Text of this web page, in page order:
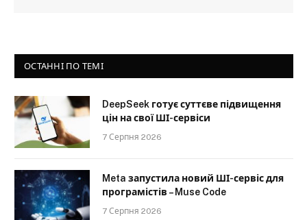
ОСТАННІ ПО ТЕМІ
DeepSeek готує суттєве підвищення
цін на свої ШІ-сервіси
7 Серпня 2026
Meta запустила новий ШІ-сервіс для
програмістів – Muse Code
7 Серпня 2026